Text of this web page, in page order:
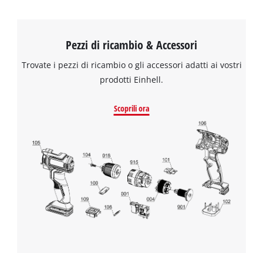
Pezzi di ricambio & Accessori
Trovate i pezzi di ricambio o gli accessori adatti ai vostri
prodotti Einhell.
Scoprili ora